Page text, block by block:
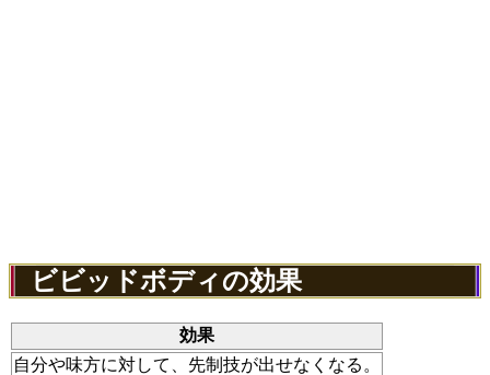
ビビッドボディの効果
効果
自分や味方に対して、先制技が出せなくなる。